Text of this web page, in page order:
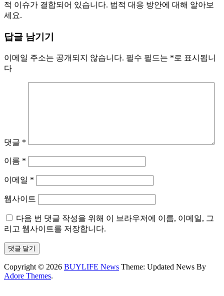
적 이슈가 결합되어 있습니다. 법적 대응 방안에 대해 알아보
세요.
답글 남기기
이메일 주소는 공개되지 않습니다. 필수 필드는 *로 표시됩니
다
댓글 *
이름 *
이메일 *
웹사이트
다음 번 댓글 작성을 위해 이 브라우저에 이름, 이메일, 그
리고 웹사이트를 저장합니다.
Copyright © 2026 BUYLIFE News Theme: Updated News By
Adore Themes.